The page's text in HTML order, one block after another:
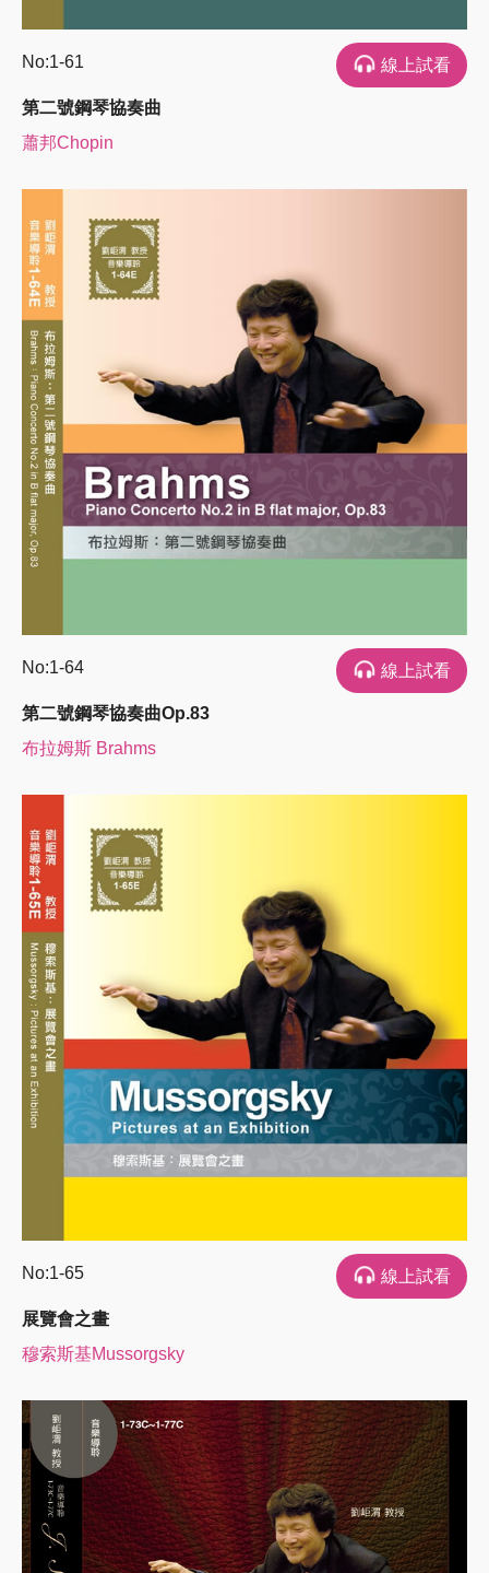
No:1-61 線上試看
第二號鋼琴協奏曲
蕭邦Chopin
No:1-64 線上試看
第二號鋼琴協奏曲Op.83
布拉姆斯 Brahms
No:1-65 線上試看
展覽會之畫
穆索斯基Mussorgsky